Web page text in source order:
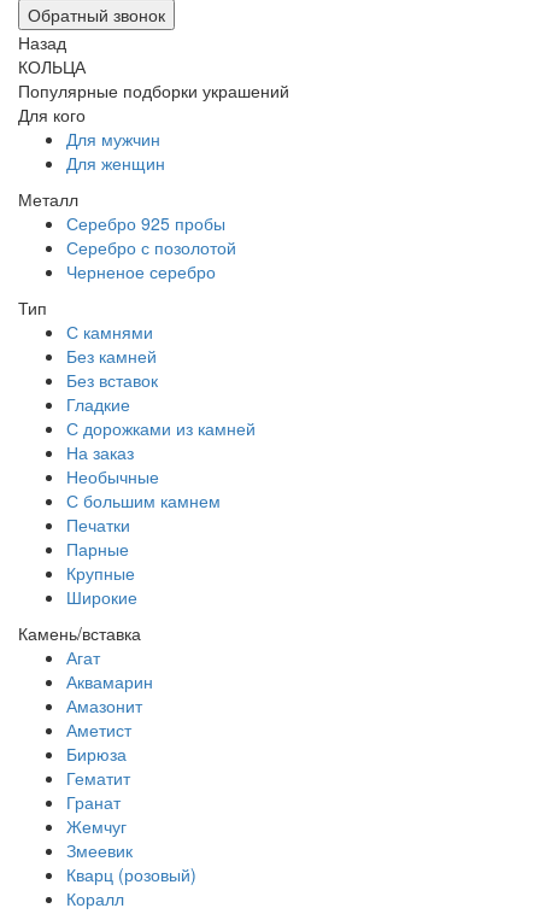
Обратный звонок
Назад
КОЛЬЦА
Популярные подборки украшений
Для кого
Для мужчин
Для женщин
Металл
Серебро 925 пробы
Серебро с позолотой
Черненое серебро
Тип
С камнями
Без камней
Без вставок
Гладкие
С дорожками из камней
На заказ
Необычные
С большим камнем
Печатки
Парные
Крупные
Широкие
Камень/вставка
Агат
Аквамарин
Амазонит
Аметист
Бирюза
Гематит
Гранат
Жемчуг
Змеевик
Кварц (розовый)
Коралл